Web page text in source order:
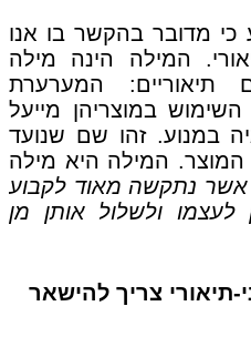
מדובר בהקשר בו אנו
המילה הינה מילה
תיאוריים: המערערת
במוצריהן מייעל
במנוע. זהו שם שנועד
המילה היא מילה
אשר נתקשה מאוד לקבוע
לעצמו ולשלול אותן מן
תיאורי צריך להישאר